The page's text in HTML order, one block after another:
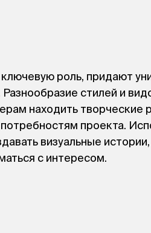
роль, придают
стилей и
находить творческие
проекта.
визуальные
с интересом.